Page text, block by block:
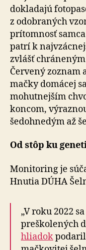
dokladajú
z odobraných
prítomnosť
patrí k
zvlášť
Červený zoznam
mačky domácej
mohutnejším
koncom,
šedohnedým až
Od stôp ku
Monitoring je
Hnutia DÚHA
„V roku 2022
preškolených
hliadok